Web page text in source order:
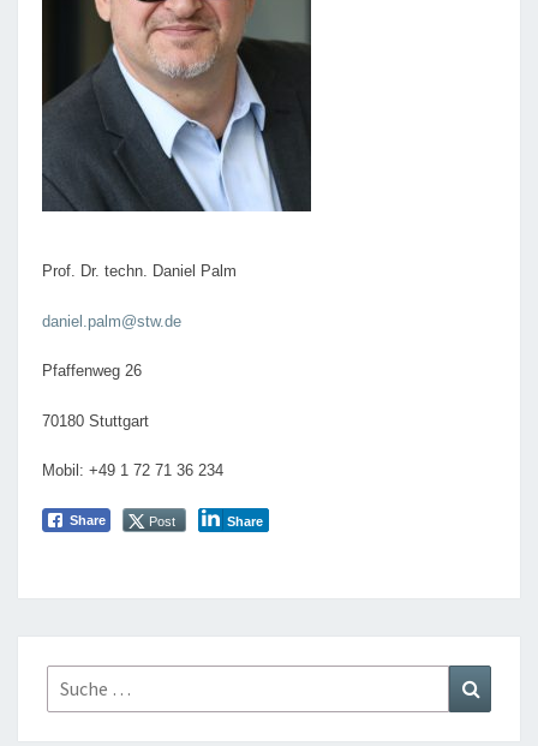
Prof. Dr. techn. Daniel Palm
daniel.palm@stw.de
Pfaffenweg 26
70180 Stuttgart
Mobil: +49 1 72 71 36 234
Share Post Share
Suche
nach: